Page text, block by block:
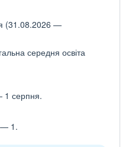
(31.08.2026 —
середня освіта
1 серпня.
— 1.